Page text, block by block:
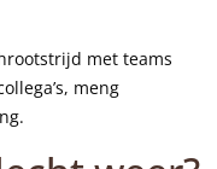
met teams
meng